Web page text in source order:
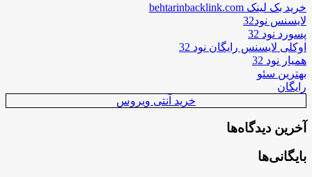
خرید بک لینک behtarinbacklink.com
لایسنس نود32
پسورد نود 32
اوکلی لایسنس رایگان نود 32
همیار نود 32
بهترین سئو
رایگان
خرید آنتی ویروس
آخرین دیدگاه‌ها
بایگانی‌ها